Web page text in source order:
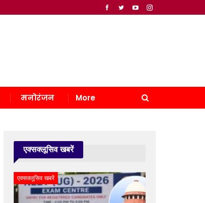
मनोरंजन More
एक्सक्लूसिव खबरें
एक्सक्लूसिव खबरें